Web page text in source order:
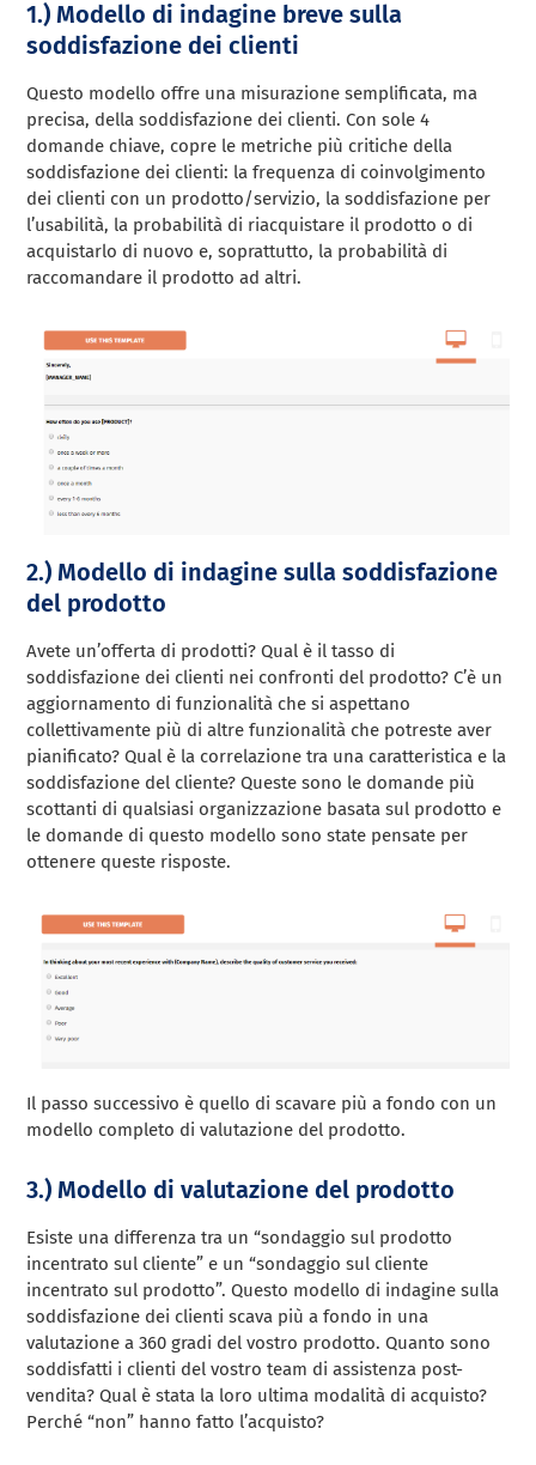
1.) Modello di indagine breve sulla
soddisfazione dei clienti
Questo modello offre una misurazione semplificata, ma
precisa, della soddisfazione dei clienti. Con sole 4
domande chiave, copre le metriche più critiche della
soddisfazione dei clienti: la frequenza di coinvolgimento
dei clienti con un prodotto/servizio, la soddisfazione per
l’usabilità, la probabilità di riacquistare il prodotto o di
acquistarlo di nuovo e, soprattutto, la probabilità di
raccomandare il prodotto ad altri.
2.) Modello di indagine sulla soddisfazione
del prodotto
Avete un’offerta di prodotti? Qual è il tasso di
soddisfazione dei clienti nei confronti del prodotto? C’è un
aggiornamento di funzionalità che si aspettano
collettivamente più di altre funzionalità che potreste aver
pianificato? Qual è la correlazione tra una caratteristica e la
soddisfazione del cliente? Queste sono le domande più
scottanti di qualsiasi organizzazione basata sul prodotto e
le domande di questo modello sono state pensate per
ottenere queste risposte.
Il passo successivo è quello di scavare più a fondo con un
modello completo di valutazione del prodotto.
3.) Modello di valutazione del prodotto
Esiste una differenza tra un “sondaggio sul prodotto
incentrato sul cliente” e un “sondaggio sul cliente
incentrato sul prodotto”. Questo modello di indagine sulla
soddisfazione dei clienti scava più a fondo in una
valutazione a 360 gradi del vostro prodotto. Quanto sono
soddisfatti i clienti del vostro team di assistenza post-
vendita? Qual è stata la loro ultima modalità di acquisto?
Perché “non” hanno fatto l’acquisto?